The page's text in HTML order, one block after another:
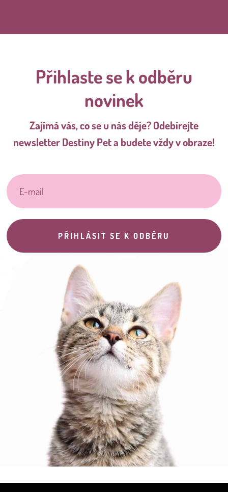
Přihlaste se k odběru
novinek
Zajímá vás, co se u nás děje? Odebírejte
newsletter Destiny Pet a budete vždy v obraze!
PŘIHLÁSIT SE K ODBĚRU